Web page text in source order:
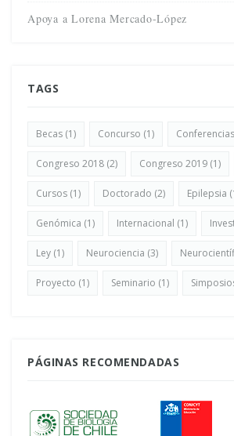
Apoya a Lorena Mercado-López
TAGS
Becas (1) Concurso (1) Conferencias
Congreso 2018 (2) Congreso 2019 (1)
Cursos (1) Doctorado (2) Epilepsia
Genómica (1) Internacional (1)
Ley (1) Neurociencia (3)
Proyecto (1) Seminario (1)
PÁGINAS RECOMENDADAS